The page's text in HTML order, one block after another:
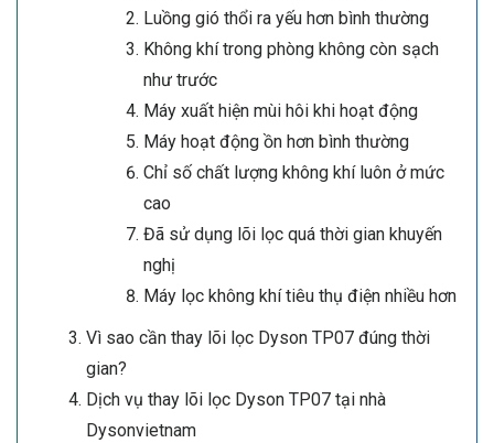
Luồng gió thổi ra yếu hơn bình thường
Không khí trong phòng không còn sạch
như trước
Máy xuất hiện mùi hôi khi hoạt động
Máy hoạt động ồn hơn bình thường
Chỉ số chất lượng không khí luôn ở mức
cao
Đã sử dụng lõi lọc quá thời gian khuyến
nghị
Máy lọc không khí tiêu thụ điện nhiều hơn
Vì sao cần thay lõi lọc Dyson TP07 đúng thời
gian?
Dịch vụ thay lõi lọc Dyson TP07 tại nhà
Dysonvietnam